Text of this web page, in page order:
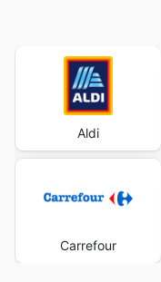
Aldi
Carrefour